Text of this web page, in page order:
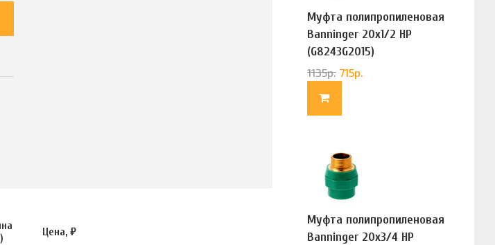
Цена, ₽
Муфта полипропиленовая
Banninger 20х1/2 НР
(G8243G2015)
1135р. 715р.
Муфта полипропиленовая
Banninger 20х3/4 НР